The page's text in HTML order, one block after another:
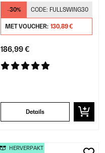
-30% CODE: FULLSWING30
MET VOUCHER: 130,89 €
186,99 €
Details
HERVERPAKT